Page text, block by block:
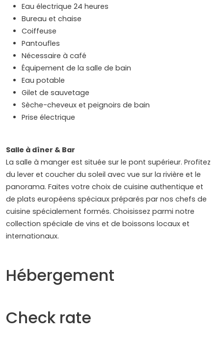
Eau électrique 24 heures
Bureau et chaise
Coiffeuse
Pantoufles
Nécessaire à café
Équipement de la salle de bain
Eau potable
Gilet de sauvetage
Sèche-cheveux et peignoirs de bain
Prise électrique
Salle à dîner & Bar
La salle à manger est située sur le pont supérieur. Profitez
du lever et coucher du soleil avec vue sur la rivière et le
panorama. Faites votre choix de cuisine authentique et
de plats européens spéciaux préparés par nos chefs de
cuisine spécialement formés. Choisissez parmi notre
collection spéciale de vins et de boissons locaux et
internationaux.
Hébergement
Check rate